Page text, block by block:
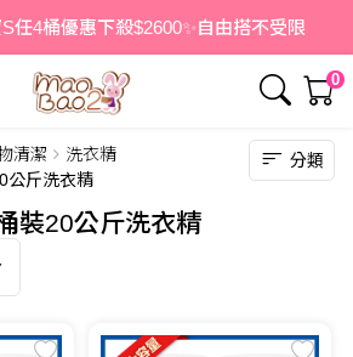
S任4桶優惠下殺$2600✨自由搭不受限
0
清潔
洗衣精
公斤洗衣精
分類
裝20公斤洗衣精